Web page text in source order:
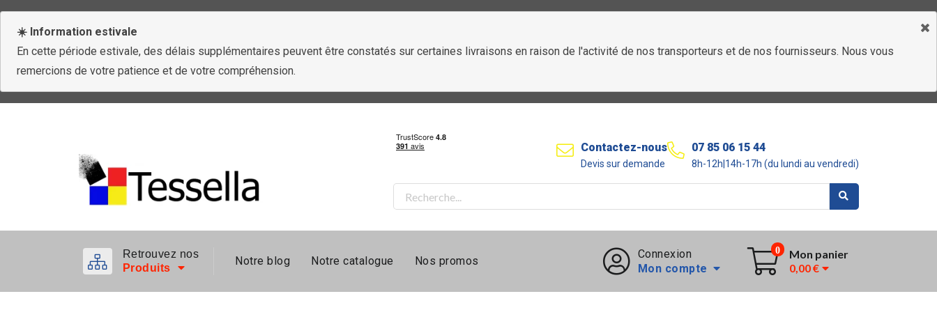
☀️ Information estivale
En cette période estivale, des délais supplémentaires peuvent être constatés sur certaines livraisons en raison de l'activité de nos transporteurs et de nos fournisseurs. Nous vous
remercions de votre patience et de votre compréhension.
Contactez-nous
Devis sur demande
07 85 06 15 44
8h-12h|14h-17h (du lundi au vendredi)
Retrouvez nos
Produits
Notre blog Notre catalogue Nos promos
Connexion
Mon compte
0
Mon panier
0,00 €